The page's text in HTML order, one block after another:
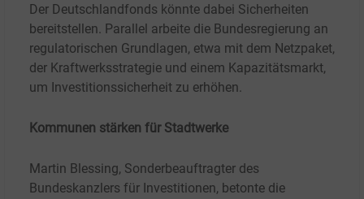
Der Deutschlandfonds könnte dabei Sicherheiten
bereitstellen. Parallel arbeite die Bundesregierung an
regulatorischen Grundlagen, etwa mit dem Netzpaket,
der Kraftwerksstrategie und einem Kapazitätsmarkt,
um Investitionssicherheit zu erhöhen.
Kommunen stärken für Stadtwerke
Martin Blessing, Sonderbeauftragter des
Bundeskanzlers für Investitionen, betonte die